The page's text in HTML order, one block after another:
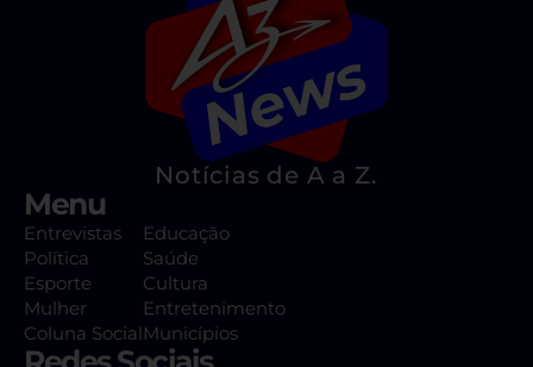
Notícias de A a Z.
Menu
Entrevistas
Política
Esporte
Mulher
Coluna Social
Educação
Saúde
Cultura
Entretenimento
Municípios